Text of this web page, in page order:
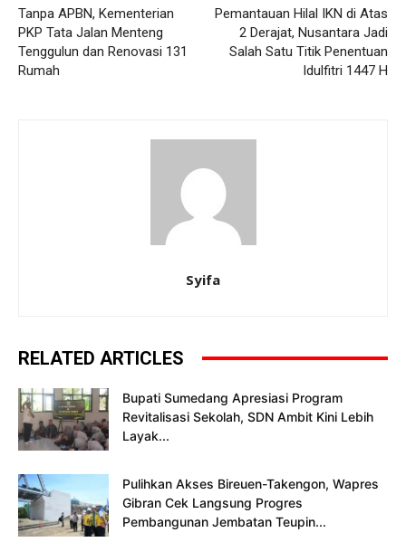
Tanpa APBN, Kementerian
PKP Tata Jalan Menteng
Tenggulun dan Renovasi 131
Rumah
Pemantauan Hilal IKN di Atas
2 Derajat, Nusantara Jadi
Salah Satu Titik Penentuan
Idulfitri 1447 H
Syifa
RELATED ARTICLES
Bupati Sumedang Apresiasi Program
Revitalisasi Sekolah, SDN Ambit Kini Lebih
Layak...
Pulihkan Akses Bireuen-Takengon, Wapres
Gibran Cek Langsung Progres
Pembangunan Jembatan Teupin...